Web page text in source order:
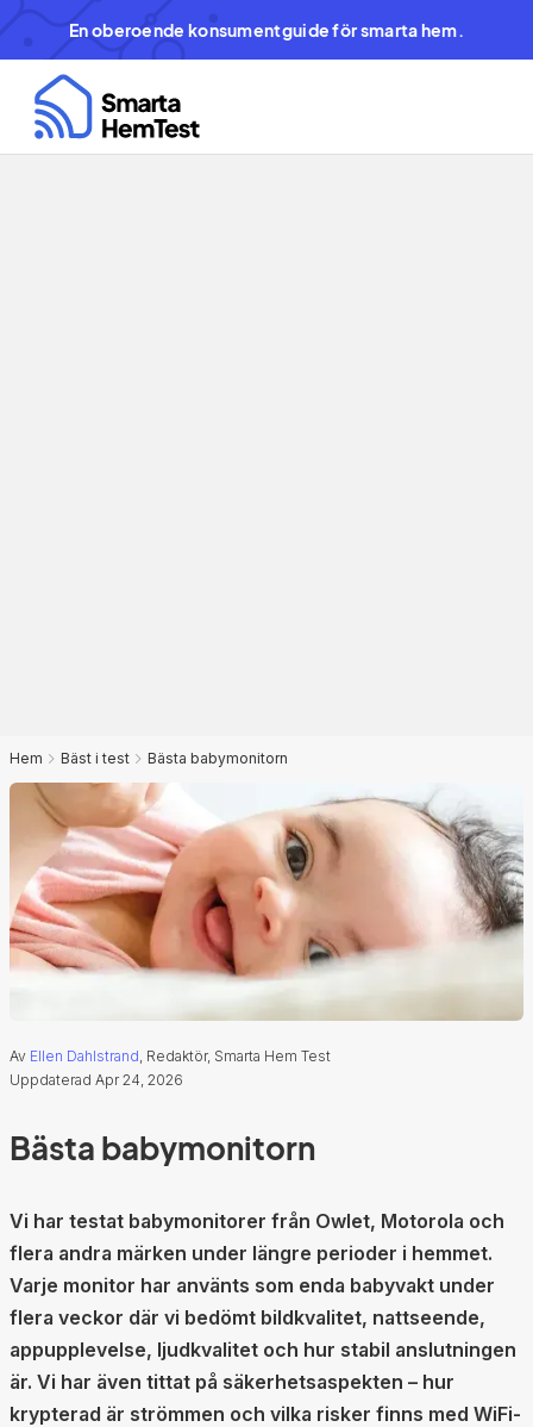
En oberoende konsumentguide för smarta hem.
Hem Bäst i test Bästa babymonitorn
Av Ellen Dahlstrand, Redaktör, Smarta Hem Test
Uppdaterad Apr 24, 2026
Bästa babymonitorn
Vi har testat babymonitorer från Owlet, Motorola och
flera andra märken under längre perioder i hemmet.
Varje monitor har använts som enda babyvakt under
flera veckor där vi bedömt bildkvalitet, nattseende,
appupplevelse, ljudkvalitet och hur stabil anslutningen
är. Vi har även tittat på säkerhetsaspekten – hur
krypterad är strömmen och vilka risker finns med WiFi-